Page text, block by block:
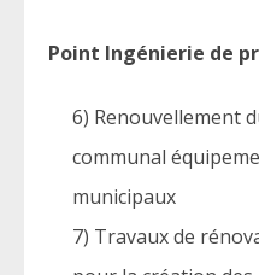
Point Ingénierie de
6) Renouvellement
communal
municipaux
7) Travaux de